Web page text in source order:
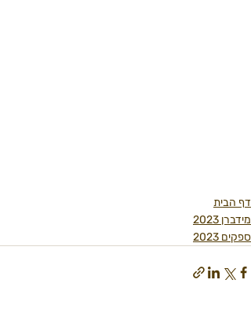
דף הבית
מידברן 2023
ספקים 2023